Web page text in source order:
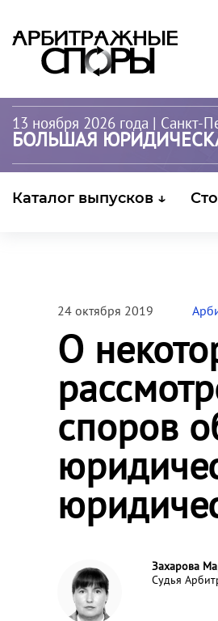
13 ноября 2026 года | Санкт-
БОЛЬШАЯ
Каталог выпусков ↓
24 октября 2019
О
споров
Захарова
Судья